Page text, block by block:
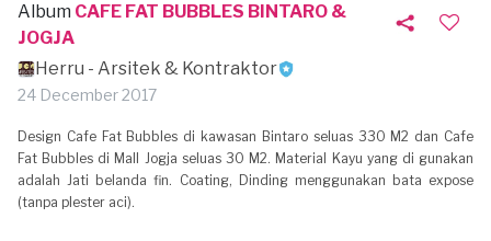
Album CAFE FAT BUBBLES BINTARO &
JOGJA
Herru - Arsitek & Kontraktor
24 December 2017
Design Cafe Fat Bubbles di kawasan Bintaro seluas 330 M2 dan Cafe
Fat Bubbles di Mall Jogja seluas 30 M2. Material Kayu yang di gunakan
adalah Jati belanda fin. Coating, Dinding menggunakan bata expose
(tanpa plester aci).